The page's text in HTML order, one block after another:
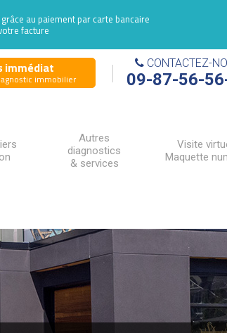
au paiement par carte bancaire
facture
immédiat
immobilier
CONTACTEZ-
09-87-56-
Autres
diagnostics
& services
Visite
Maquette